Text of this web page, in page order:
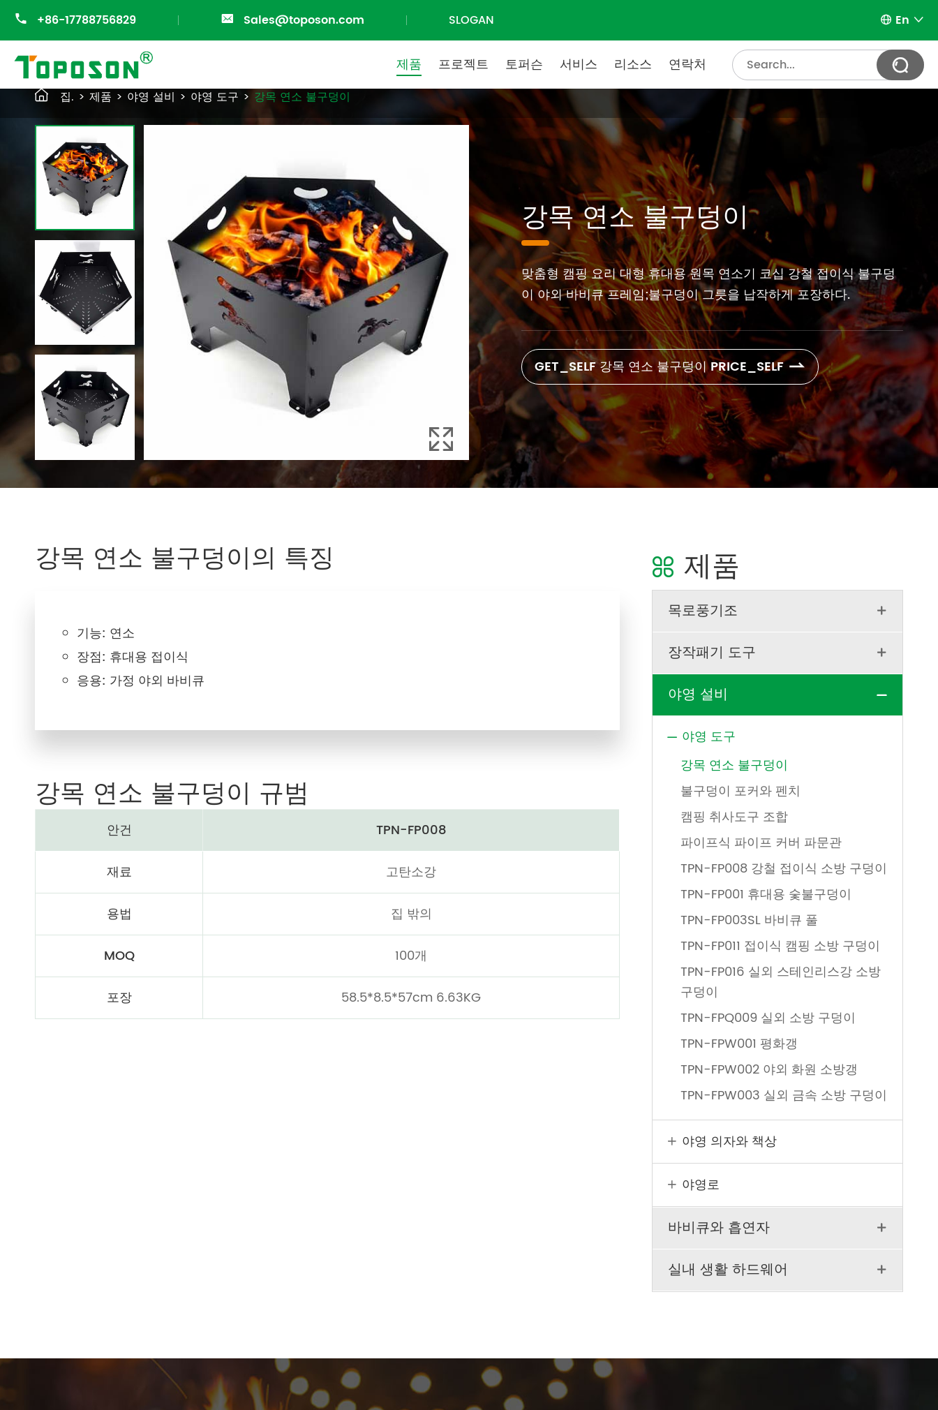
 +86-17788756829  Sales@toposon.com SLOGAN  En 
제품 프로젝트 토퍼슨 서비스 리소스 연락처 

강목 연소 불구덩이
맞춤형 캠핑 요리 대형 휴대용 원목 연소기 코십 강철 접이식 불구덩
이 야외 바비큐 프레임;불구덩이 그릇을 납작하게 포장하다.
GET_SELF 강목 연소 불구덩이 PRICE_SELF
 집. 제품 야영 설비 야영 도구 강목 연소 불구덩이
강목 연소 불구덩이의 특징
기능: 연소
장점: 휴대용 접이식
응용: 가정 야외 바비큐
강목 연소 불구덩이 규범
안건 TPN-FP008
재료 고탄소강
용법 집 밖의
MOQ 100개
포장 58.5*8.5*57cm 6.63KG
 제품
목로풍기조 
장작패기 도구 
야영 설비 
 야영 도구
강목 연소 불구덩이
불구덩이 포커와 펜치
캠핑 취사도구 조합
파이프식 파이프 커버 파문관
TPN-FP008 강철 접이식 소방 구덩이
TPN-FP001 휴대용 숯불구덩이
TPN-FP003SL 바비큐 풀
TPN-FP011 접이식 캠핑 소방 구덩이
TPN-FP016 실외 스테인리스강 소방
구덩이
TPN-FPQ009 실외 소방 구덩이
TPN-FPW001 평화갱
TPN-FPW002 야외 화원 소방갱
TPN-FPW003 실외 금속 소방 구덩이
 야영 의자와 책상
 야영로
바비큐와 흡연자 
실내 생활 하드웨어 